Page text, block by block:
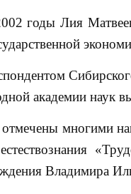
годы Лия
академии наук
многими
Владимира